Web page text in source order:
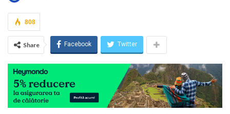
808
Share Facebook Twitter